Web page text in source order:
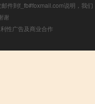
件到f_fb#foxmail.com说明，我们
谢
性广告及商业合作